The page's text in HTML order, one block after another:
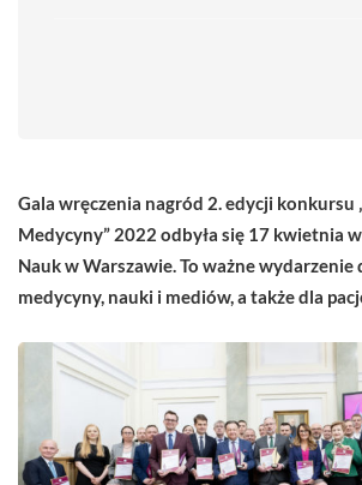
Gala wręczenia nagród 2. edycji konkursu
Medycyny” 2022 odbyła się 17 kwietnia
Nauk w Warszawie. To ważne wydarzenie
medycyny, nauki i mediów, a także dla